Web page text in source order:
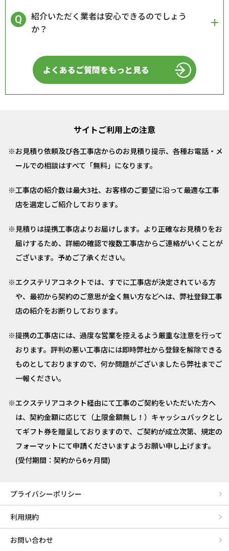
紹介いただく業者は安心できるのでしょう
か？
よくあるご質問をもっと見る
サイトご利用上の注意
お見積り依頼及び各工事店からのお見積り提示、各種お電話・メ
ールでの相談はすべて「無料」になります。
工事店の紹介数は最大3社、お客様のご要望に沿って最適な工事
店を選定しご紹介しております。
見積りは提携工事店よりお届けします。より正確なお見積りをお
届けするため、詳細の確認で複数工事店からご連絡がいくことが
ございます。予めご了承ください。
エクステリアコネクトでは、すでに工事店が決定されている方
や、最初から契約のご意思が全く無い方などへは、弊社登録工事
店の紹介をお断りしております。
提携の工事店には、過度な営業を控えるよう厳重な注意を行って
おります。評判の悪い工事店には即時弊社から登録を解除できる
ものとしておりますので、何か問題がございましたら弊社までご
一報ください。
エクステリアコネクト経由にて工事のご契約をいただいた方へ
は、契約金額に応じて（上限金額無し！）キャッシュバックとし
てギフト券を贈呈しておりますので、ご契約が成立次第、規定の
フォーマットにて申請くださいますようお願い申し上げます。
(受付期間：契約から6ヶ月間)
プライバシーポリシー
利用規約
お問い合わせ